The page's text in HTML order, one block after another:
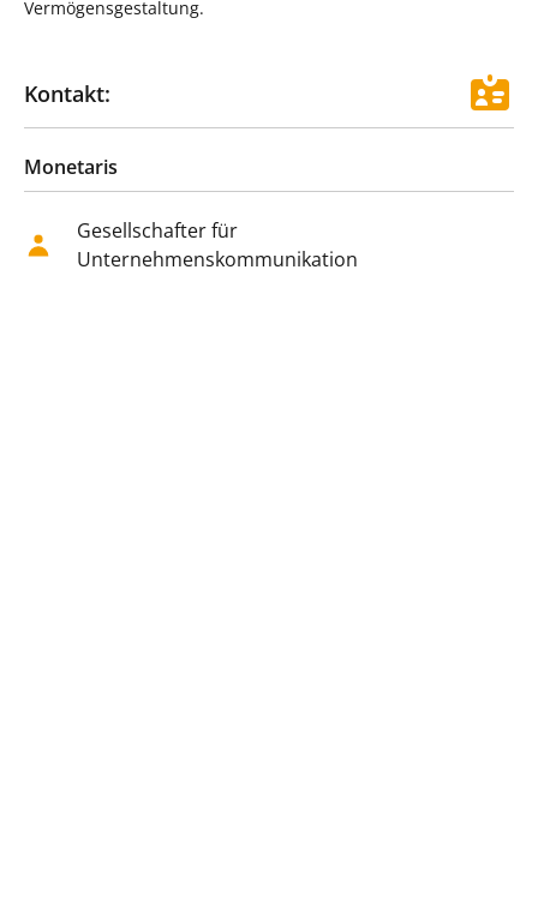
Vermögensgestaltung.
Kontakt:
Monetaris
Gesellschafter für
Unternehmenskommunikation